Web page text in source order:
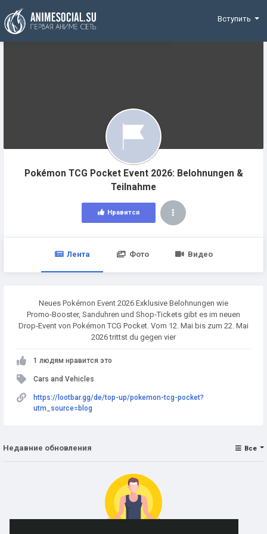
Funding
Вступить
Pokémon TCG Pocket Event 2026: Belohnungen &
Teilnahme
Нравится
Лента Фото Видео
Neues Pokémon Event 2026 Exklusive Belohnungen wie
Promo‑Booster, Sanduhren und Shop‑Tickets gibt es im neuen
Drop‑Event von Pokémon TCG Pocket. Vom 12. Mai bis zum 22. Mai
2026 trittst du gegen vier
1 людям нравится это
Cars and Vehicles
https://lootbar.gg/de/top-up/pokemon-tcg-pocket?
utm_source=blog
Недавние обновления Все